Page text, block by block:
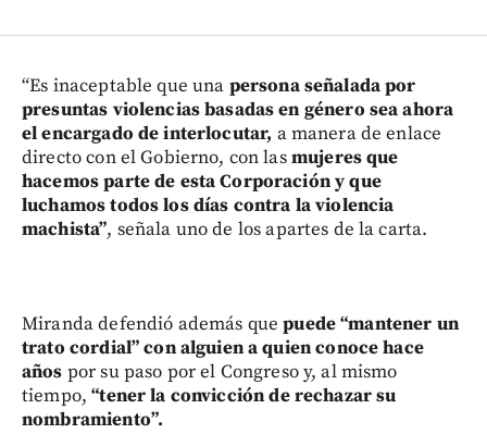
“Es inaceptable que una persona señalada por
presuntas violencias basadas en género sea ahora
el encargado de interlocutar, a manera de enlace
directo con el Gobierno, con lasmujeres que
hacemos parte de esta Corporación y que
luchamos todos los días contra la violencia
machista”, señala uno de los apartes de la carta.
Miranda defendió además quepuede “mantener un
trato cordial” con alguien a quien conoce hace
años por su paso por el Congreso y, al mismo
tiempo,“tener la convicción de rechazar su
nombramiento”.